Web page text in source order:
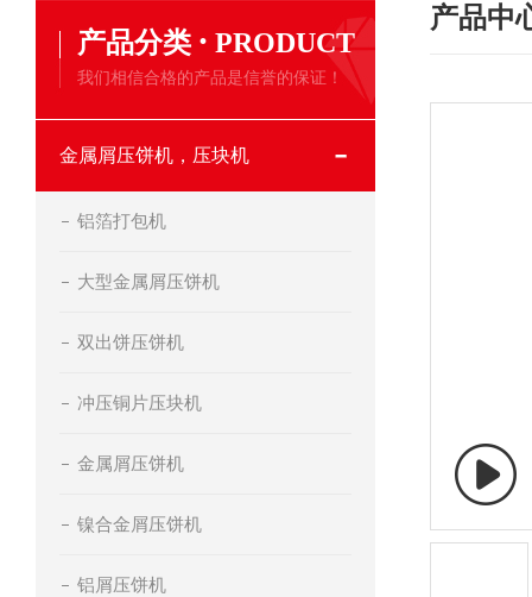
产品分类 · PRODUCT
我们相信合格的产品是信誉的保证！
金属屑压饼机，压块机
铝箔打包机
大型金属屑压饼机
双出饼压饼机
冲压铜片压块机
金属屑压饼机
镍合金屑压饼机
铝屑压饼机
产品中